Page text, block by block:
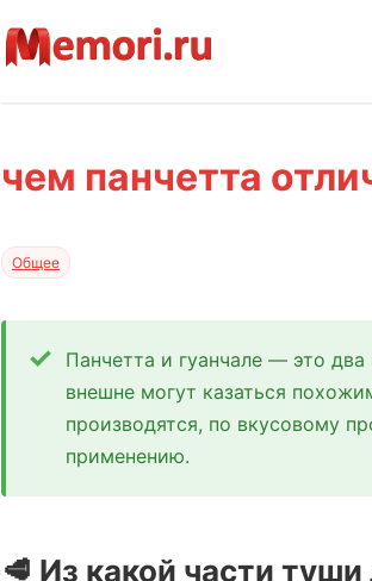
чем панчетта
Общее
Панчетта и гуанчале — это
внешне могут казаться
производятся, по вкусовому
применению.
🥩 Из какой части